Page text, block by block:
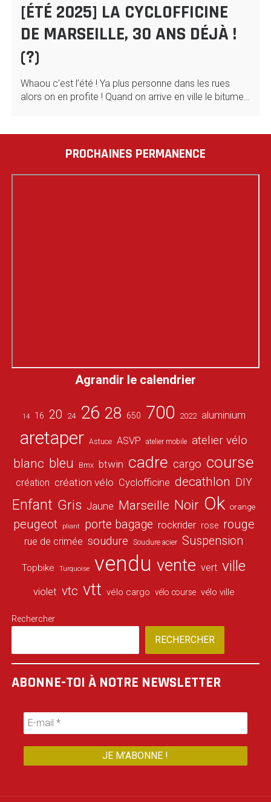
[ÉTÉ 2025] LA CYCLOFFICINE
DE MARSEILLE, 30 ANS DÉJÀ !
(?)
Whaou c’est l’été ! Ya plus personne dans les rues
alors on en profite ! Quand on arrive en ville le bitume…
PROCHAINES PERMANENCE
Agrandir le calendrier
14 16 20 24 26 28 650 700 2022 aluminium
aretaper Astuce ASVP atelier mobile atelier vélo
blanc bleu Bmx btwin cadre cargo course
création création vélo Cyclofficine decathlon DIY
Enfant Gris Jaune Marseille Noir Ok orange
peugeot pliant porte bagage rockrider rose rouge
rue de crimée soudure Soudure acier Suspension
Topbike Turquoise vendu vente vert ville
violet vtc vtt vélo cargo vélo course vélo ville
Rechercher
RECHERCHER
ABONNE-TOI À NOTRE NEWSLETTER